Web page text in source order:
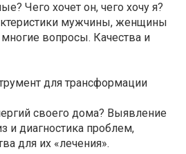
Чего хочет он, чего хочу я?
мужчины, женщины
вопросы. Качества и
для трансформации
своего дома? Выявление
и диагностика проблем,
для их «лечения».